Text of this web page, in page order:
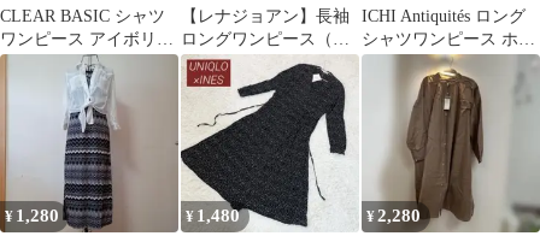
CLEAR BASIC シャツ
ワンピース アイボリー
F
【レナジョアン】長袖
ロングワンピース（M)
ボーダー シンプル フェ
ミニン
ICHI Antiquités ロング
シャツワンピース ホワ
イト
¥ 1,280 ¥ 1,480 ¥2,280